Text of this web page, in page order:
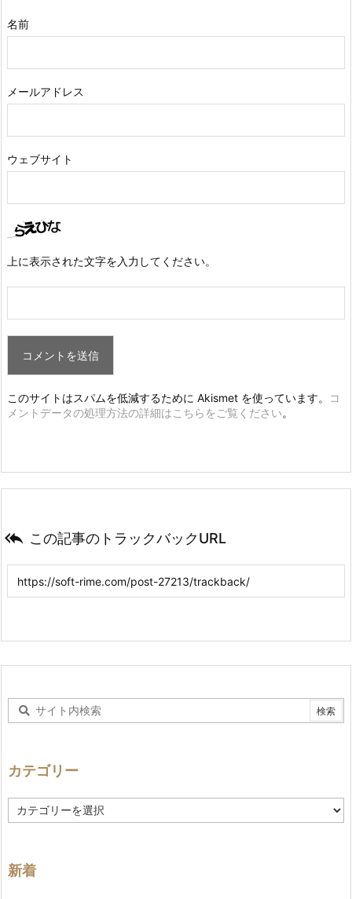
名前
メールアドレス
ウェブサイト
上に表示された文字を入力してください。
このサイトはスパムを低減するために Akismet を使っています。
コ
メントデータの処理方法の詳細はこちらをご覧ください。
 この記事のトラックバックURL
カテゴリー
テ
ー
新着